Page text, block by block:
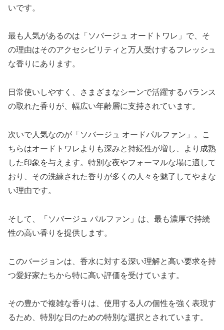
いです。
最も人気があるのは「ソバージュ オードトワレ」で、そ
の理由はそのアクセシビリティと万人受けするフレッシュ
な香りにあります。
日常使いしやすく、さまざまなシーンで活躍するバランス
の取れた香りが、幅広い年齢層に支持されています。
次いで人気なのが「ソバージュ オードパルファン」。こ
ちらはオードトワレよりも深みと持続性が増し、より成熟
した印象を与えます。特別な夜やフォーマルな場に適して
おり、その洗練された香りが多くの人々を魅了してやまな
い理由です。
そして、「ソバージュ パルファン」は、最も濃厚で持続
性の高い香りを提供します。
このバージョンは、香水に対する深い理解と高い要求を持
つ愛好家たちから特に高い評価を受けています。
その豊かで複雑な香りは、使用する人の個性を強く表現す
るため、特別な日のための特別な選択とされています。